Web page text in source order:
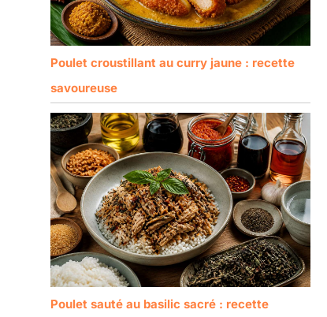
Poulet croustillant au curry jaune : recette
savoureuse
Poulet sauté au basilic sacré : recette